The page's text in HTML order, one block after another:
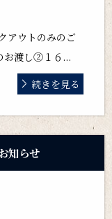
アウトのみのご
お渡し②１６...
続きを見る
知らせ